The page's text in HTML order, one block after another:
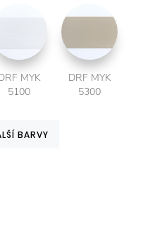
MYK
5100
DRF MYK
5300
BARVY